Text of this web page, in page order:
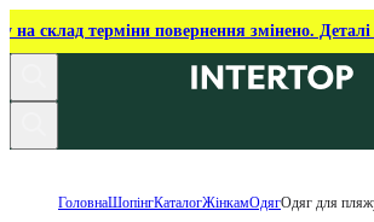
на склад терміни повернення змінено.
ГоловнаШопінгКаталогЖінкамОдягОдяг для